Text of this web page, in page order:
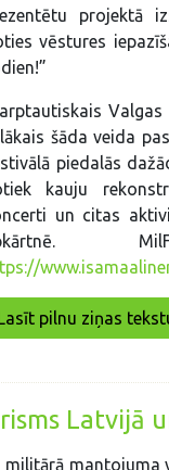
projektā
vēstures
šāda veida
piedalās
kauju
un citas
pilnu ziņas tekstu
Latvijā